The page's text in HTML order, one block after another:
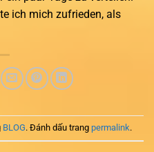
ich mich zufrieden, als
BLOG. Đánh dấu trang permalink.